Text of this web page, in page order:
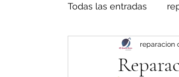
Todas las entradas
reparacion